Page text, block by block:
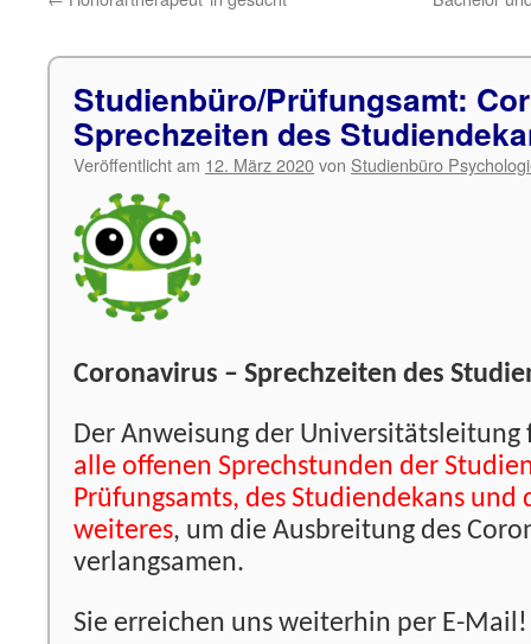
Studienbüro/Prüfungsamt:
Sprechzeiten des
Veröffentlicht am 12. März 2020von Studienbüro
Coronavirus – Sprechzeiten des
Der Anweisung der
alle offenen Sprechstunden der
Prüfungsamts, des Studiendekans und
weiteres, um die Ausbreitung des
verlangsamen.
Sie erreichen uns weiterhin per E-Mail!